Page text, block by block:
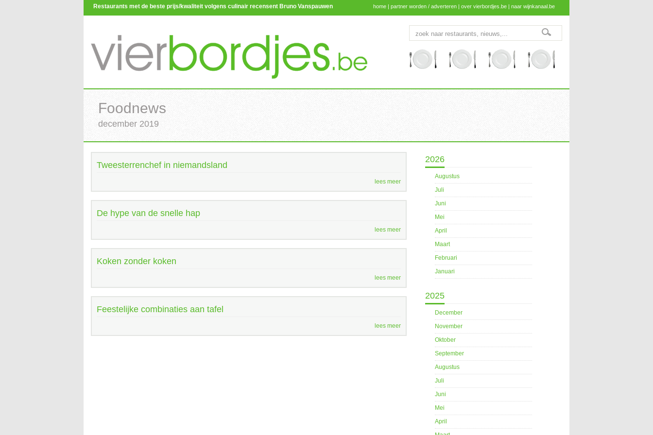
Restaurants met de beste prijs/kwaliteit volgens culinair recensent Bruno Vanspauwen home | partner worden / adverteren | over vierbordjes.be | naar wijnkanaal.be
Foodnews
december 2019
Tweesterrenchef in niemandsland
lees meer
De hype van de snelle hap
lees meer
Koken zonder koken
lees meer
Feestelijke combinaties aan tafel
lees meer
2026
Augustus
Juli
Juni
Mei
April
Maart
Februari
Januari
2025
December
November
Oktober
September
Augustus
Juli
Juni
Mei
April